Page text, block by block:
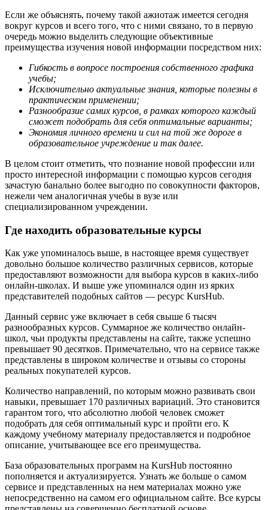
Если же объяснять, почему такой ажиотаж имеется сегодня
вокруг курсов и всего того, что с ними связано, то в первую
очередь можно выделить следующие объективные
преимущества изучения новой информации посредством них:
Гибкость в вопросе построения собственного графика
учебы;
Исключительно актуальные знания, которые полезны в
практическом применении;
Разнообразие самих курсов, в рамках которого каждый
сможет подобрать для себя оптимальные варианты;
Экономия личного времени и сил на той же дороге в
образовательное учреждение и так далее.
В целом стоит отметить, что познание новой профессии или
просто интересной информации с помощью курсов сегодня
зачастую банально более выгодно по совокупности факторов,
нежели чем аналогичная учебы в вузе или
специализированном учреждении.
Где находить образовательные курсы
Как уже упоминалось выше, в настоящее время существует
довольно большое количество различных сервисов, которые
предоставляют возможности для выбора курсов в каких-либо
онлайн-школах. И выше уже упоминался один из ярких
представителей подобных сайтов — ресурс KursHub.
Данный сервис уже включает в себя свыше 6 тысяч
разнообразных курсов. Суммарное же количество онлайн-
школ, чьи продукты представлены на сайте, также успешно
превышает 90 десятков. Примечательно, что на сервисе также
представлены в широком количестве и отзывы со стороны
реальных покупателей курсов.
Количество направлений, по которым можно развивать свои
навыки, превышает 170 различных вариаций. Это становится
гарантом того, что абсолютно любой человек сможет
подобрать для себя оптимальный курс и пройти его. К
каждому учебному материалу предоставляется и подробное
описание, учитывающее все его преимущества.
База образовательных программ на KursHub постоянно
пополняется и актуализируется. Узнать же больше о самом
сервисе и представленных на нем материалах можно уже
непосредственно на самом его официальном сайте. Все курсы